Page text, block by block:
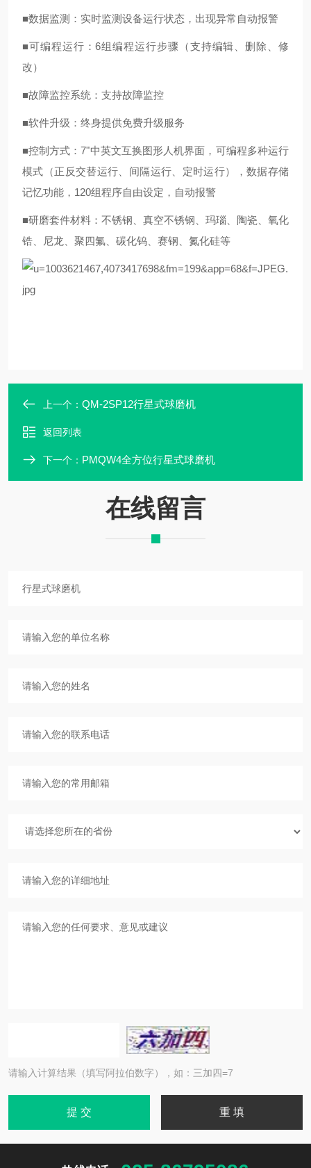
■数据监测：实时监测设备运行状态，出现异常自动报警
■可编程运行：6组编程运行步骤（支持编辑、删除、修
改）
■故障监控系统：支持故障监控
■软件升级：终身提供免费升级服务
■控制方式：7"中英文互换图形人机界面，可编程多种运行
模式（正反交替运行、间隔运行、定时运行），数据存储
记忆功能，120组程序自由设定，自动报警
■研磨套件材料：不锈钢、真空不锈钢、玛瑙、陶瓷、氧化
锆、尼龙、聚四氟、碳化钨、赛钢、氮化硅等
上一个： QM-2SP12行星式球磨机
返回列表
下一个： PMQW4全方位行星式球磨机
在线留言
请输入计算结果（填写阿拉伯数字），如：三加四=7